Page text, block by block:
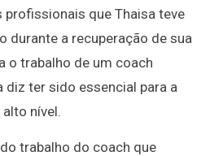
profissionais que Thaisa teve
durante a recuperação de sua
o trabalho de um coach
diz ter sido essencial para a
nível.
trabalho do coach que